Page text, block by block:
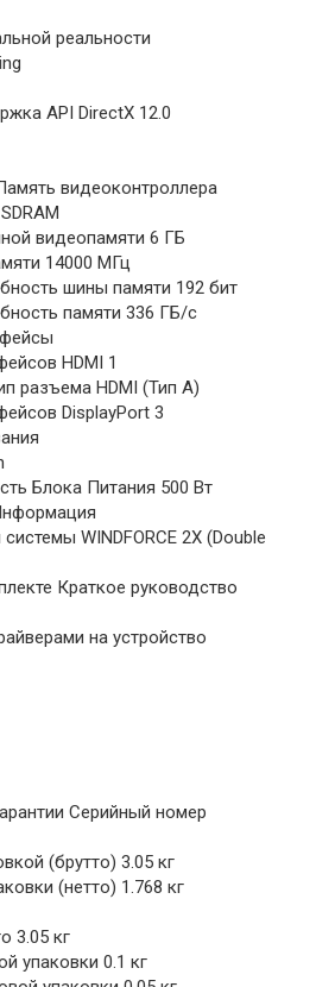
реальности
API DirectX 12.0
видеоконтроллера
видеопамяти 6 ГБ
14000 МГц
шины памяти 192 бит
памяти 336 ГБ/с
HDMI 1
разъема HDMI (Тип A)
DisplayPort 3
Блока Питания 500 Вт
WINDFORCE 2X (Double
Краткое руководство
на устройство
Серийный номер
(брутто) 3.05 кг
(нетто) 1.768 кг
3.05 кг
упаковки 0.1 кг